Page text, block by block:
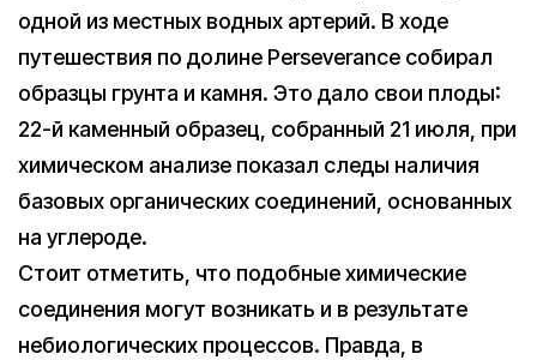
одной из местных водных артерий. В ходе
путешествия по долине Perseverance собирал
образцы грунта и камня. Это дало свои плоды:
22-й каменный образец, собранный 21 июля, при
химическом анализе показал следы наличия
базовых органических соединений, основанных
на углероде.
Стоит отметить, что подобные химические
соединения могут возникать и в результате
небиологических процессов. Правда, в